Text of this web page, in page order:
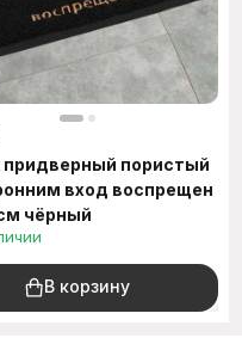
придверный пористый
вход воспрещен
чёрный
В корзину